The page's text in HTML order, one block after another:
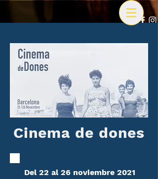
Cinema de dones
Del 22 al 26 noviembre 2021